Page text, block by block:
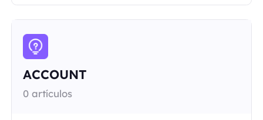
ACCOUNT
0 artículos